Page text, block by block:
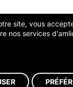
site, vous
nos services